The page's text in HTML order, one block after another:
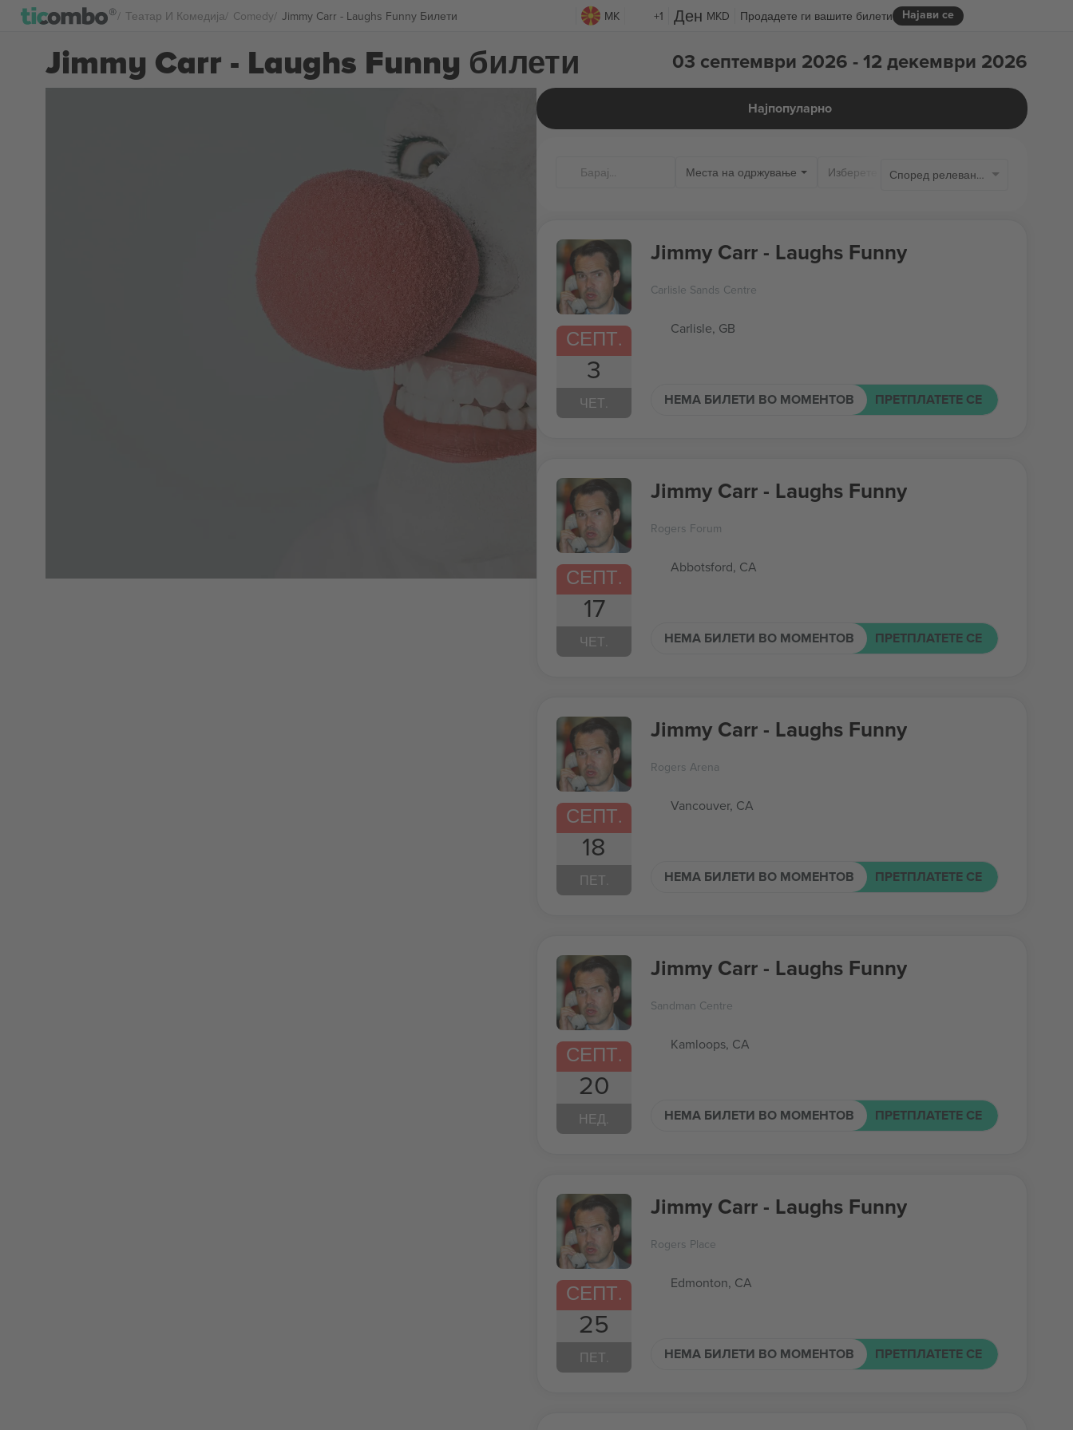
Театар И Комедија Comedy Jimmy Carr - Laughs Funny Билети MK +1 MKD Најави се
Продадете ги вашите билети
Jimmy Carr - Laughs Funny билети 03 септември 2026 - 12 декември 2026
Најпопуларно
Места на одржување Според релевантноста
СЕПТ.
3
ЧЕТ.
Jimmy Carr - Laughs Funny
Carlisle Sands Centre
Carlisle, GB
НЕМА БИЛЕТИ ВО МОМЕНТОВ ПРЕТПЛАТЕТЕ СЕ
СЕПТ.
17
ЧЕТ.
Jimmy Carr - Laughs Funny
Rogers Forum
Abbotsford, CA
НЕМА БИЛЕТИ ВО МОМЕНТОВ ПРЕТПЛАТЕТЕ СЕ
СЕПТ.
18
ПЕТ.
Jimmy Carr - Laughs Funny
Rogers Arena
Vancouver, CA
НЕМА БИЛЕТИ ВО МОМЕНТОВ ПРЕТПЛАТЕТЕ СЕ
СЕПТ.
20
НЕД.
Jimmy Carr - Laughs Funny
Sandman Centre
Kamloops, CA
НЕМА БИЛЕТИ ВО МОМЕНТОВ ПРЕТПЛАТЕТЕ СЕ
СЕПТ.
25
ПЕТ.
Jimmy Carr - Laughs Funny
Rogers Place
Edmonton, CA
НЕМА БИЛЕТИ ВО МОМЕНТОВ ПРЕТПЛАТЕТЕ СЕ